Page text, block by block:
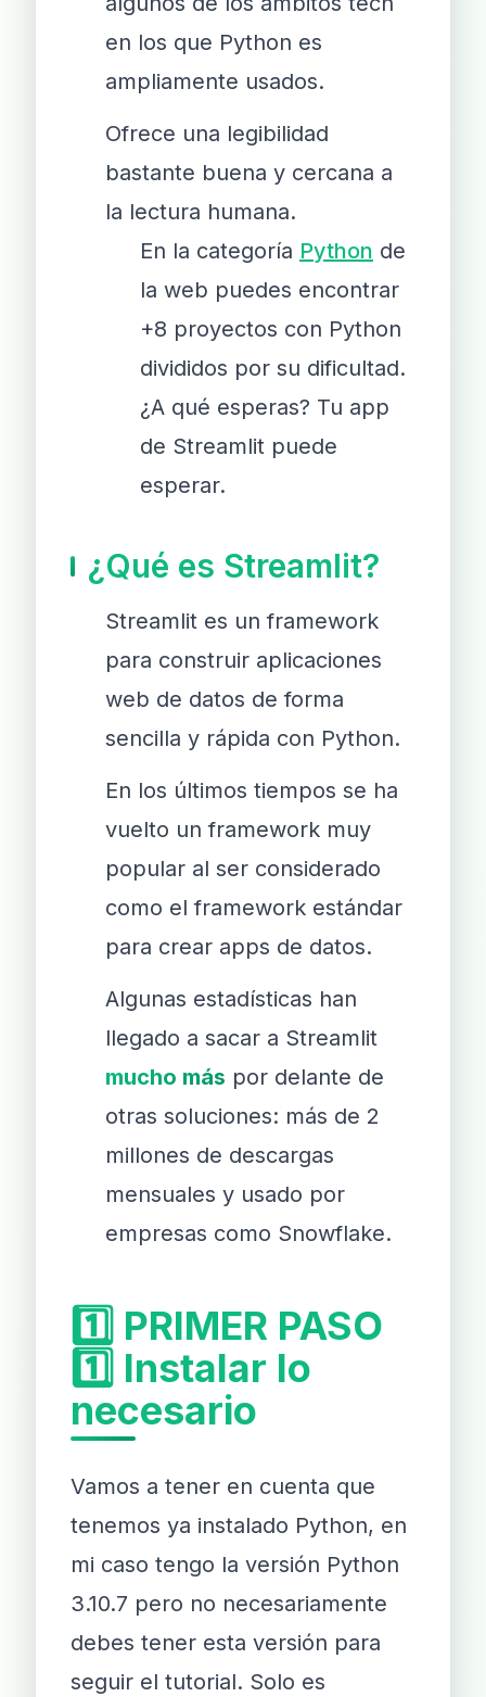
en los que Python es
ampliamente usados.
Ofrece una legibilidad
bastante buena y cercana a
la lectura humana.
En la categoría Python de
la web puedes encontrar
+8 proyectos con Python
divididos por su dificultad.
¿A qué esperas? Tu app
de Streamlit puede
esperar.
¿Qué es Streamlit?
Streamlit es un framework
para construir aplicaciones
web de datos de forma
sencilla y rápida con Python.
En los últimos tiempos se ha
vuelto un framework muy
popular al ser considerado
como el framework estándar
para crear apps de datos.
Algunas estadísticas han
llegado a sacar a Streamlit
mucho más por delante de
otras soluciones: más de 2
millones de descargas
mensuales y usado por
empresas como Snowflake.
1️⃣ PRIMER PASO
1️⃣ Instalar lo
necesario
Vamos a tener en cuenta que
tenemos ya instalado Python, en
mi caso tengo la versión Python
3.10.7 pero no necesariamente
debes tener esta versión para
seguir el tutorial. Solo es